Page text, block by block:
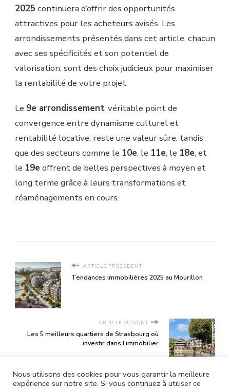
2025 continuera d’offrir des opportunités
attractives pour les acheteurs avisés. Les
arrondissements présentés dans cet article, chacun
avec ses spécificités et son potentiel de
valorisation, sont des choix judicieux pour maximiser
la rentabilité de votre projet.
Le 9e arrondissement, véritable point de
convergence entre dynamisme culturel et
rentabilité locative, reste une valeur sûre, tandis
que des secteurs comme le 10e, le 11e, le 18e, et
le 19e offrent de belles perspectives à moyen et
long terme grâce à leurs transformations et
réaménagements en cours.
ARTICLE PRÉCÉDENT
Tendances immobilières 2025 au Mourillon
ARTICLE SUIVANT
Les 5 meilleurs quartiers de Strasbourg où
investir dans l’immobilier
Nous utilisons des cookies pour vous garantir la meilleure
expérience sur notre site. Si vous continuez à utiliser ce